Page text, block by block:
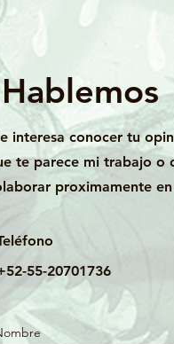
Hablemos
interesa conocer tu
te parece mi trabajo o
proximamente
55-20701736